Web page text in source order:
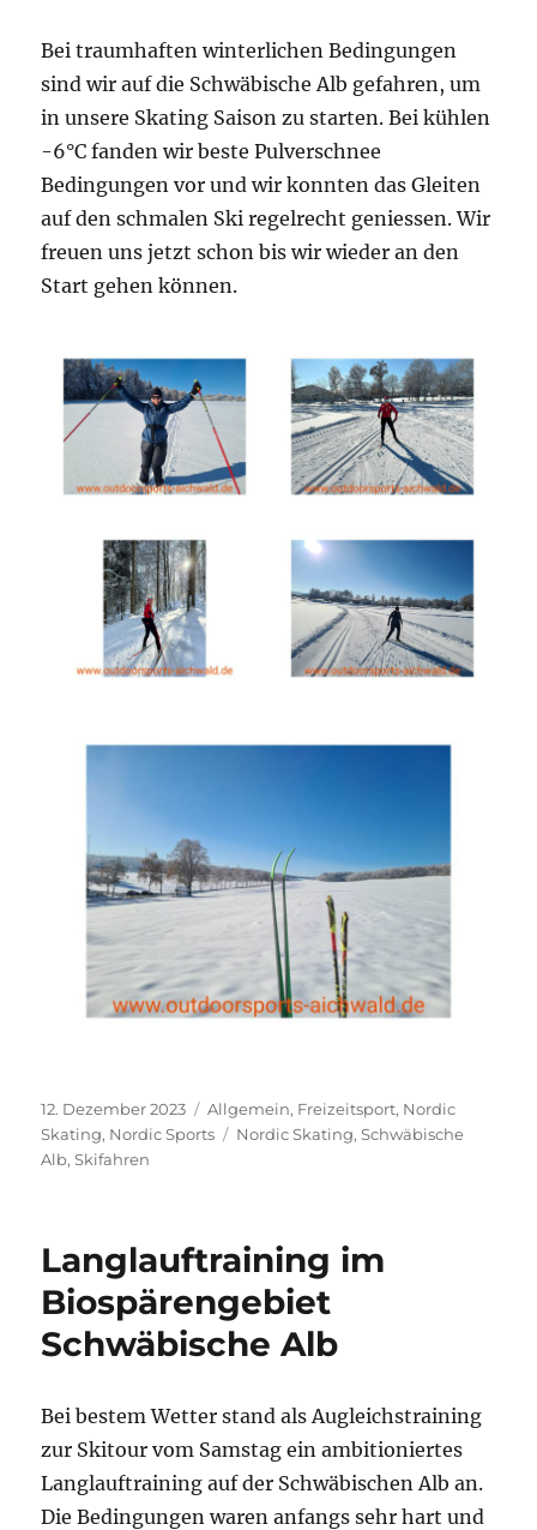
Bei traumhaften winterlichen Bedingungen
sind wir auf die Schwäbische Alb gefahren, um
in unsere Skating Saison zu starten. Bei kühlen
-6°C fanden wir beste Pulverschnee
Bedingungen vor und wir konnten das Gleiten
auf den schmalen Ski regelrecht geniessen. Wir
freuen uns jetzt schon bis wir wieder an den
Start gehen können.
Veröffentlicht
am
12. Dezember 2023 Kategorien
Allgemein, Freizeitsport, Nordic
Skating, Nordic Sports Schlagwörter
Nordic Skating,Schwäbische
Alb,Skifahren
Langlauftraining im
Biospärengebiet
Schwäbische Alb
Bei bestem Wetter stand als Augleichstraining
zur Skitour vom Samstag ein ambitioniertes
Langlauftraining auf der Schwäbischen Alb an.
Die Bedingungen waren anfangs sehr hart und